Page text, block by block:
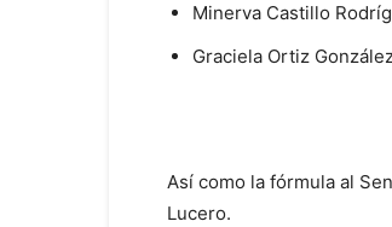
Minerva Castillo
Graciela Ortiz
Así como la fórmula al
Lucero.